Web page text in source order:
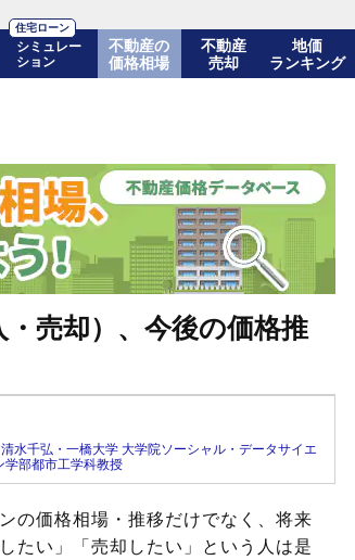
住宅ローン
シミュレー
ション
不動産の
価格相場
不動産
売却
地価
ランキング
売却）、今後の価格推
清水千弘・一橋大学 大学院ソーシャル・データサイエ
学部都市工学科教授
の価格相場・推移だけでなく、将来
たい」「売却したい」という人は是